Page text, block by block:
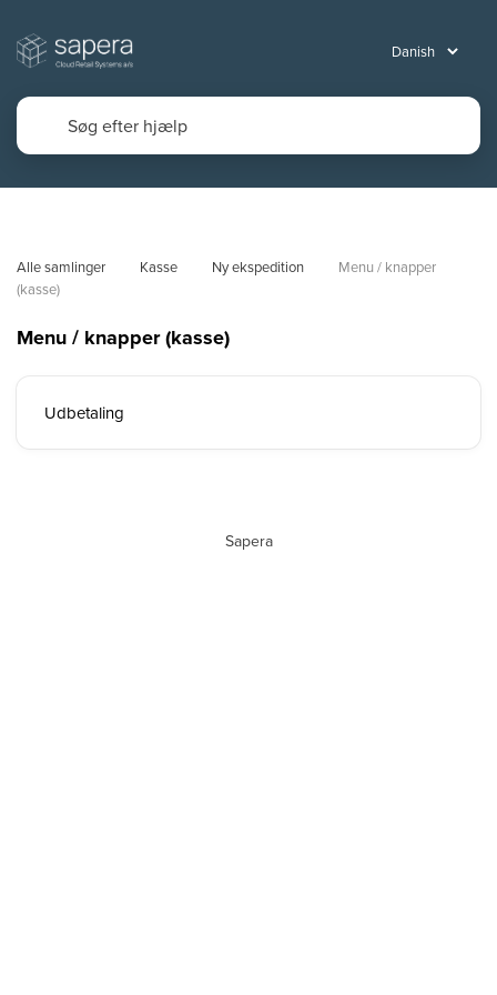
Alle samlinger Kasse Ny ekspedition
Menu / knapper
(kasse)
Menu / knapper (kasse)
Udbetaling
Sapera